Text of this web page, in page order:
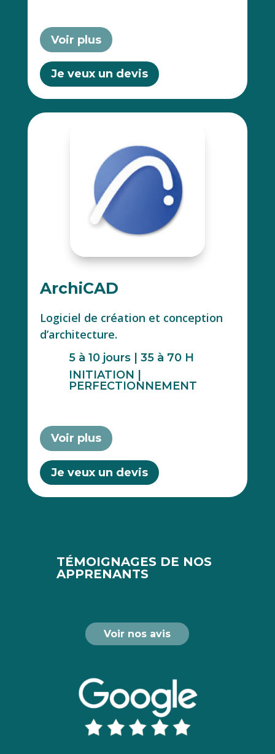
Voir plus
Je veux un devis
ArchiCAD
Logiciel de création et conception
d’architecture.
5 à 10 jours | 35 à 70 H
INITIATION |
PERFECTIONNEMENT
Voir plus
Je veux un devis
TÉMOIGNAGES DE NOS
APPRENANTS
Voir nos avis